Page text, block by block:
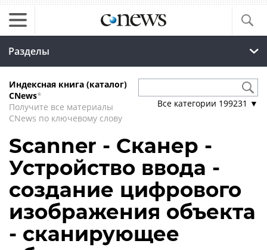
Разделы
Индексная книга (каталог)
CNews*
Получите все материалы
CNews по ключевому слову
Все категории 199231 ▼
Scanner - Сканер -
Устройство ввода -
создание цифрового
изображения объекта
- сканирующее